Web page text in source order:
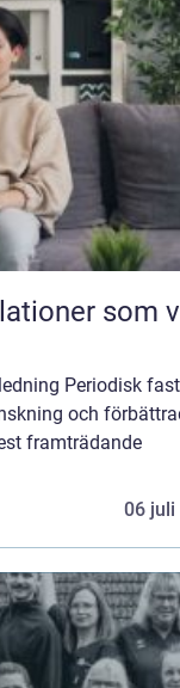
som
Periodisk
och
framträdande
06 juli